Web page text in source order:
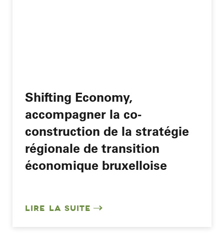
Shifting Economy,
accompagner la co-
construction de la stratégie
régionale de transition
économique bruxelloise
LIRE LA SUITE